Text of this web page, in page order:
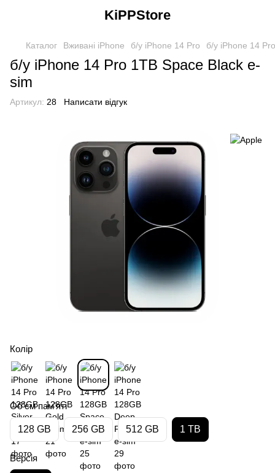
KiPPStore
Каталог Вживані iPhone б/у iPhone 14 Pro б/у iPhone 14
б/у iPhone 14 Pro 1TB Space Black e-
sim
Артикул: 28 Написати відгук
Колір
Обʼєм памʼяті
128 GB 256 GB 512 GB 1 TB
Версія